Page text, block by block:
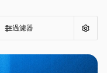
過濾器